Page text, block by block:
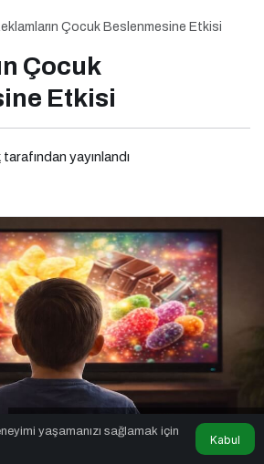
Çocuk Beslenmesine Etkisi
Çocuk
Etkisi
tarafından yayınlandı
Reklamların Çocuk Beslenmesine Etkisi
yaşamanızı sağlamak için
Kabul